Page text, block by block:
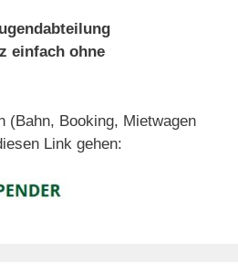
einfach ohne
(Bahn, Booking, Mietwagen
Link gehen: